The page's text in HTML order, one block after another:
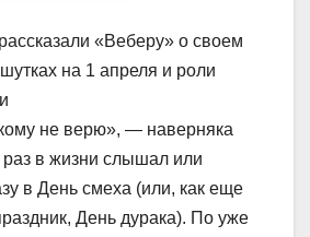
«Веберу» о своем
на 1 апреля и роли
не верю», — наверняка
в жизни слышал или
в День смеха (или, как еще
День дурака). По уже